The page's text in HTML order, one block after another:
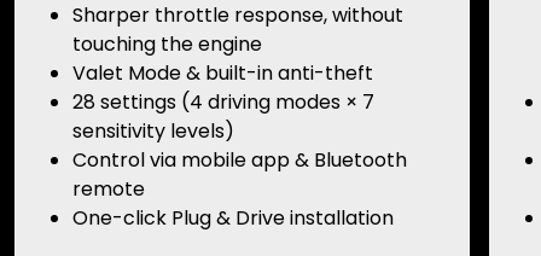
Sharper throttle response, without
touching the engine
Valet Mode & built-in anti-theft
28 settings (4 driving modes × 7
sensitivity levels)
Control via mobile app & Bluetooth
remote
One-click Plug & Drive installation